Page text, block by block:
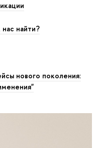
наc найти?
нового поколения: